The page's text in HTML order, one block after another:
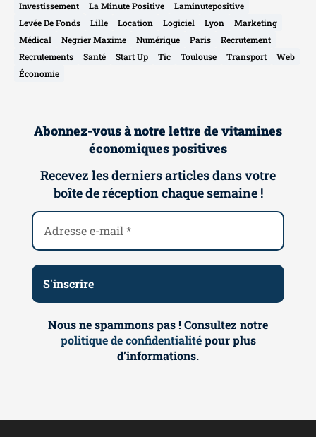
Investissement
La Minute Positive
Laminutepositive
Levée De Fonds
Lille Location Logiciel Lyon
Marketing
Médical
Negrier Maxime Numérique Paris
Recrutement
Recrutements
Santé Start Up Tic Toulouse Transport
Web
Économie
Abonnez-vous à notre lettre de vitamines
économiques positives
Recevez les derniers articles dans votre
boîte de réception chaque semaine !
Nous ne spammons pas ! Consultez notre
politique de confidentialitépour plus
d’informations.